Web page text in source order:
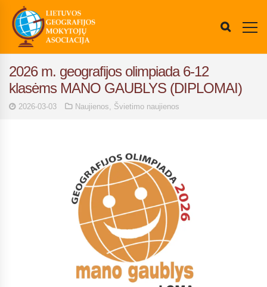
2026 m. geografijos olimpiada 6-12
klasėms MANO GAUBLYS (DIPLOMAI)
2026-03-03 Naujienos, Švietimo naujienos